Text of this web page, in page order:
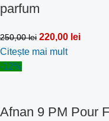
parfum
250,00lei 220,00 lei
Citește mai mult
-12%
Afnan 9 PM Pour